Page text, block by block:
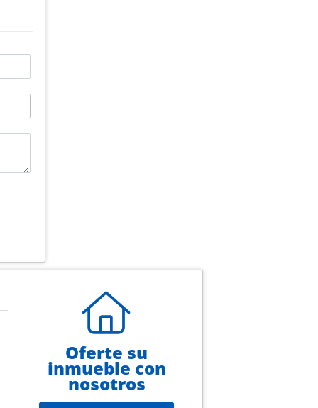
Oferte su
inmueble con
nosotros